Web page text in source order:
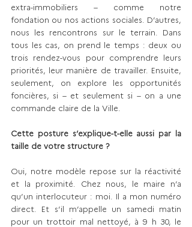
extra-immobiliers – comme notre
fondation ou nos actions sociales. D’autres,
nous les rencontrons sur le terrain. Dans
tous les cas, on prend le temps : deux ou
trois rendez-vous pour comprendre leurs
priorités, leur manière de travailler. Ensuite,
seulement, on explore les opportunités
foncières, si – et seulement si – on a une
commande claire de la Ville.
Cette posture s’explique-t-elle aussi par la
taille de votre structure ?
Oui, notre modèle repose sur la réactivité
et la proximité. Chez nous, le maire n’a
qu’un interlocuteur : moi. Il a mon numéro
direct. Et s’il m’appelle un samedi matin
pour un trottoir mal nettoyé, à 9 h 30, le